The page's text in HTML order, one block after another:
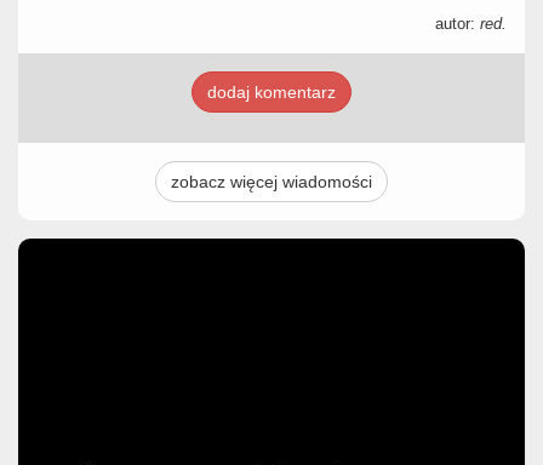
autor: red.
dodaj komentarz
zobacz więcej wiadomości